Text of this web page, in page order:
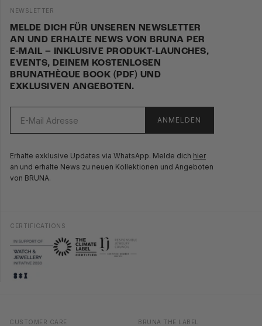
CUSTOMER CARE BRUNA THE LABEL
NEWSLETTER
MELDE DICH FÜR UNSEREN NEWSLETTER
AN UND ERHALTE NEWS VON BRUNA PER
E-MAIL – INKLUSIVE PRODUKT-LAUNCHES,
EVENTS, DEINEM KOSTENLOSEN
BRUNATHÈQUE BOOK (PDF) UND
EXKLUSIVEN ANGEBOTEN.
ANMELDEN
Erhalte exklusive Updates via WhatsApp. Melde dich hier
an und erhalte News zu neuen Kollektionen und Angeboten
von BRUNA.
CERTIFICATIONS